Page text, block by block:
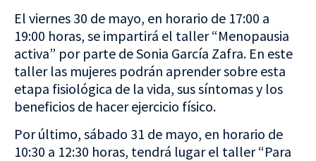
El viernes 30 de mayo, en horario de 17:00 a
19:00 horas, se impartirá el taller “Menopausia
activa” por parte de Sonia García Zafra. En este
taller las mujeres podrán aprender sobre esta
etapa fisiológica de la vida, sus síntomas y los
beneficios de hacer ejercicio físico.
Por último, sábado 31 de mayo, en horario de
10:30 a 12:30 horas, tendrá lugar el taller “Para